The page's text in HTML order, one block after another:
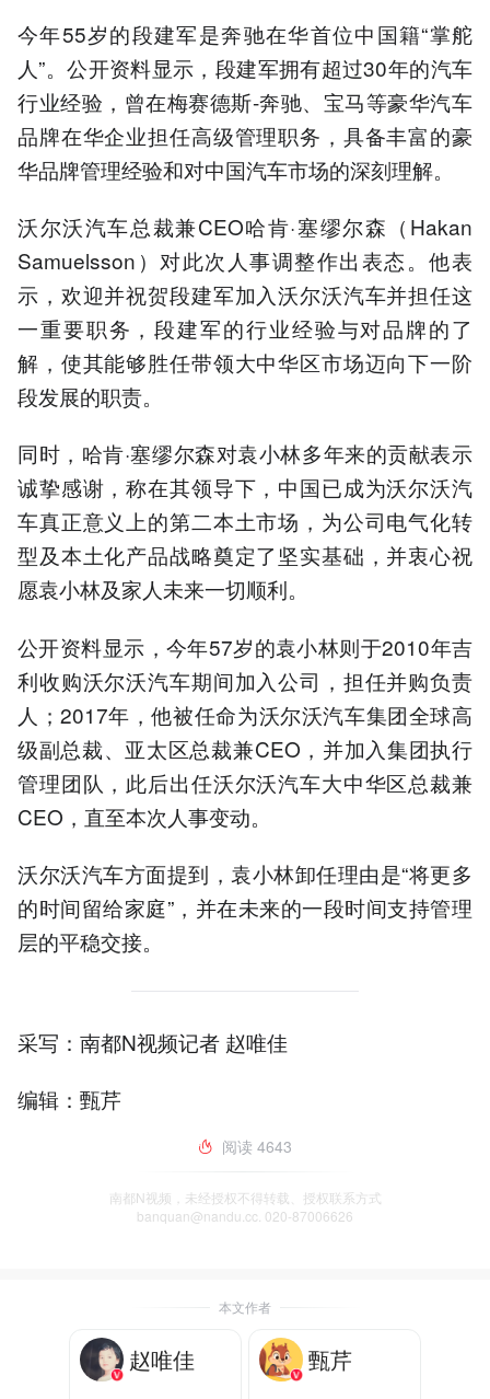
今年55岁的段建军是奔驰在华首位中国籍“掌舵
人”。公开资料显示，段建军拥有超过30年的汽车
行业经验，曾在梅赛德斯-奔驰、宝马等豪华汽车
品牌在华企业担任高级管理职务，具备丰富的豪
华品牌管理经验和对中国汽车市场的深刻理解。
沃尔沃汽车总裁兼CEO哈肯·塞缪尔森（Hakan
Samuelsson）对此次人事调整作出表态。他表
示，欢迎并祝贺段建军加入沃尔沃汽车并担任这
一重要职务，段建军的行业经验与对品牌的了
解，使其能够胜任带领大中华区市场迈向下一阶
段发展的职责。
同时，哈肯·塞缪尔森对袁小林多年来的贡献表示
诚挚感谢，称在其领导下，中国已成为沃尔沃汽
车真正意义上的第二本土市场，为公司电气化转
型及本土化产品战略奠定了坚实基础，并衷心祝
愿袁小林及家人未来一切顺利。
公开资料显示，今年57岁的袁小林则于2010年吉
利收购沃尔沃汽车期间加入公司，担任并购负责
人；2017年，他被任命为沃尔沃汽车集团全球高
级副总裁、亚太区总裁兼CEO，并加入集团执行
管理团队，此后出任沃尔沃汽车大中华区总裁兼
CEO，直至本次人事变动。
沃尔沃汽车方面提到，袁小林卸任理由是“将更多
的时间留给家庭”，并在未来的一段时间支持管理
层的平稳交接。
采写：南都N视频记者 赵唯佳
编辑：甄芹
阅读 4643
南都N视频，未经授权不得转载、授权联系方式
banquan@nandu.cc. 020-87006626
本文作者
赵唯佳 甄芹